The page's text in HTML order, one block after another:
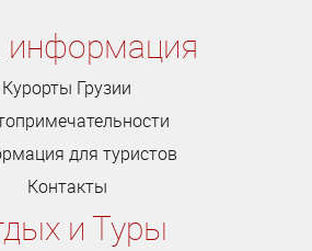
информация
Курорты Грузии
для туристов
Контакты
и Туры